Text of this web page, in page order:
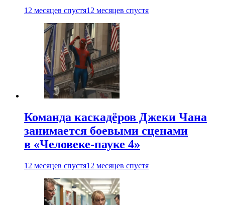
12 месяцев спустя12 месяцев спустя
Команда каскадёров Джеки Чана
занимается боевыми сценами
в «Человеке-пауке 4»
12 месяцев спустя12 месяцев спустя